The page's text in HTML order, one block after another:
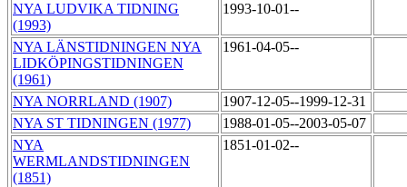
NYA LUDVIKA TIDNING
(1993)
1993-10-01--
NYA LÄNSTIDNINGEN NYA
LIDKÖPINGSTIDNINGEN
(1961)
1961-04-05--
NYA NORRLAND (1907)
1907-12-05--1999-12-31
NYA ST TIDNINGEN (1977)
1988-01-05--2003-05-07
NYA
WERMLANDSTIDNINGEN
(1851)
1851-01-02--